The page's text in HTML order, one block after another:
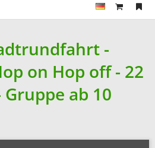
-
on Hop off - 22
ab 10